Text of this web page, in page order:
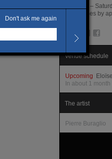
Tuesday –
Other times by
Venue schedule
Upcoming
In about 1 month
The artist
Pierre Buraglio